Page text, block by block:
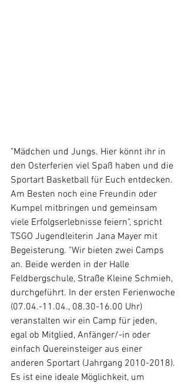
"Mädchen und Jungs. Hier könnt ihr in
den Osterferien viel Spaß haben und die
Sportart Basketball für Euch entdecken.
Am Besten noch eine Freundin oder
Kumpel mitbringen und gemeinsam
viele Erfolgserlebnisse feiern", spricht
TSGO Jugendleiterin Jana Mayer mit
Begeisterung. "Wir bieten zwei Camps
an. Beide werden in der Halle
Feldbergschule, Straße Kleine Schmieh,
durchgeführt. In der ersten Ferienwoche
(07.04.-11.04., 08.30-16.00 Uhr)
veranstalten wir ein Camp für jeden,
egal ob Mitglied, Anfänger/-in oder
einfach Quereinsteiger aus einer
anderen Sportart (Jahrgang 2010-2018).
Es ist eine ideale Möglichkeit, um